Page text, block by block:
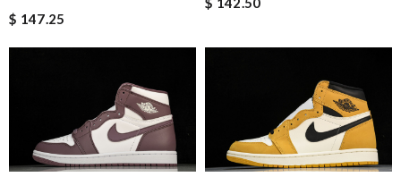
$ 147.25